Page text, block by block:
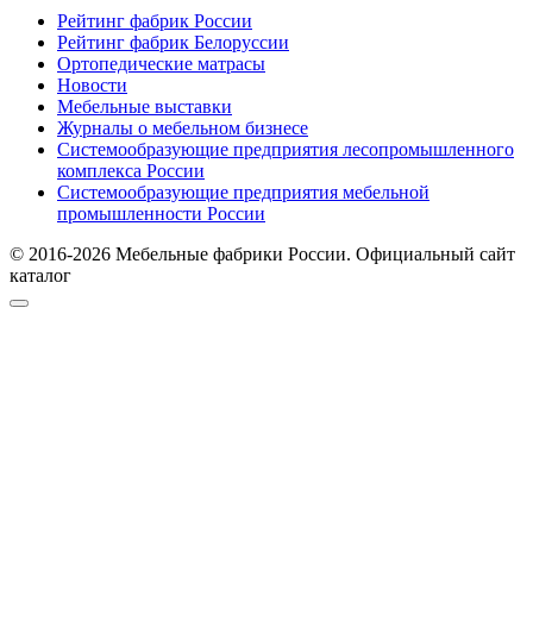
Рейтинг фабрик России
Рейтинг фабрик Белоруссии
Ортопедические матрасы
Новости
Мебельные выставки
Журналы о мебельном бизнесе
Системообразующие предприятия лесопромышленного
комплекса России
Системообразующие предприятия мебельной
промышленности России
© 2016-2026 Мебельные фабрики России. Официальный сайт
каталог